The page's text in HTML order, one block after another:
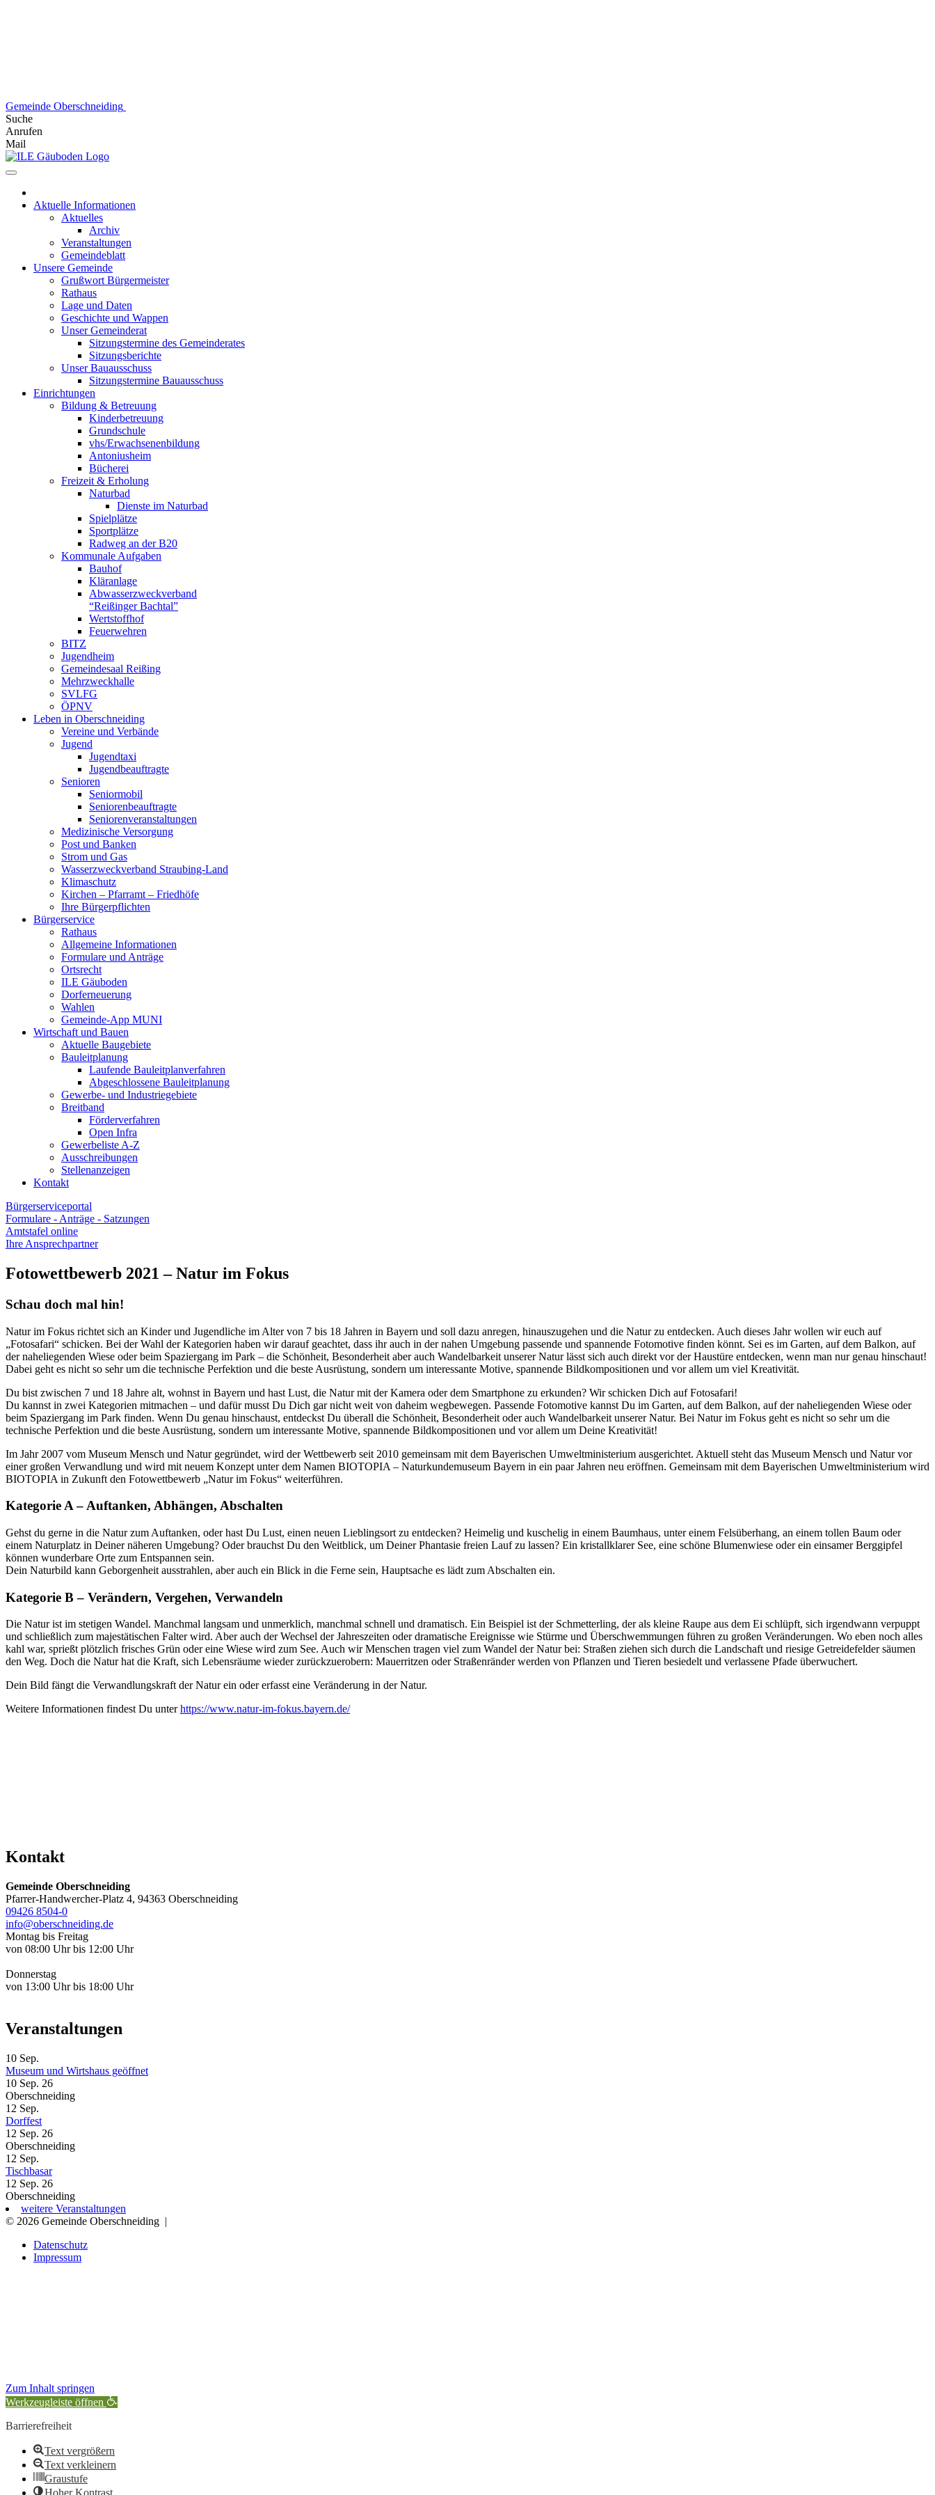
Gemeinde Oberschneiding
Suche
Anrufen
Mail
Aktuelle Informationen
Aktuelles
Archiv
Veranstaltungen
Gemeindeblatt
Unsere Gemeinde
Grußwort Bürgermeister
Rathaus
Lage und Daten
Geschichte und Wappen
Unser Gemeinderat
Sitzungstermine des Gemeinderates
Sitzungsberichte
Unser Bauausschuss
Sitzungstermine Bauausschuss
Einrichtungen
Bildung & Betreuung
Kinderbetreuung
Grundschule
vhs/Erwachsenenbildung
Antoniusheim
Bücherei
Freizeit & Erholung
Naturbad
Dienste im Naturbad
Spielplätze
Sportplätze
Radweg an der B20
Kommunale Aufgaben
Bauhof
Kläranlage
Abwasserzweckverband
“Reißinger Bachtal”
Wertstoffhof
Feuerwehren
BITZ
Jugendheim
Gemeindesaal Reißing
Mehrzweckhalle
SVLFG
ÖPNV
Leben in Oberschneiding
Vereine und Verbände
Jugend
Jugendtaxi
Jugendbeauftragte
Senioren
Seniormobil
Seniorenbeauftragte
Seniorenveranstaltungen
Medizinische Versorgung
Post und Banken
Strom und Gas
Wasserzweckverband Straubing-Land
Klimaschutz
Kirchen – Pfarramt – Friedhöfe
Ihre Bürgerpflichten
Bürgerservice
Rathaus
Allgemeine Informationen
Formulare und Anträge
Ortsrecht
ILE Gäuboden
Dorferneuerung
Wahlen
Gemeinde-App MUNI
Wirtschaft und Bauen
Aktuelle Baugebiete
Bauleitplanung
Laufende Bauleitplanverfahren
Abgeschlossene Bauleitplanung
Gewerbe- und Industriegebiete
Breitband
Förderverfahren
Open Infra
Gewerbeliste A-Z
Ausschreibungen
Stellenanzeigen
Kontakt
Bürgerserviceportal
Formulare - Anträge - Satzungen
Amtstafel online
Ihre Ansprechpartner
Fotowettbewerb 2021 – Natur im Fokus
Schau doch mal hin!
Natur im Fokus richtet sich an Kinder und Jugendliche im Alter von 7 bis 18 Jahren in Bayern und soll dazu anregen, hinauszugehen und die Natur zu entdecken. Auch dieses Jahr wollen wir euch auf
„Fotosafari“ schicken. Bei der Wahl der Kategorien haben wir darauf geachtet, dass ihr auch in der nahen Umgebung passende und spannende Fotomotive finden könnt. Sei es im Garten, auf dem Balkon, auf
der naheliegenden Wiese oder beim Spaziergang im Park – die Schönheit, Besonderheit aber auch Wandelbarkeit unserer Natur lässt sich auch direkt vor der Haustüre entdecken, wenn man nur genau hinschaut!
Dabei geht es nicht so sehr um die technische Perfektion und die beste Ausrüstung, sondern um interessante Motive, spannende Bildkompositionen und vor allem um viel Kreativität.
Du bist zwischen 7 und 18 Jahre alt, wohnst in Bayern und hast Lust, die Natur mit der Kamera oder dem Smartphone zu erkunden? Wir schicken Dich auf Fotosafari!
Du kannst in zwei Kategorien mitmachen – und dafür musst Du Dich gar nicht weit von daheim wegbewegen. Passende Fotomotive kannst Du im Garten, auf dem Balkon, auf der naheliegenden Wiese oder
beim Spaziergang im Park finden. Wenn Du genau hinschaust, entdeckst Du überall die Schönheit, Besonderheit oder auch Wandelbarkeit unserer Natur. Bei Natur im Fokus geht es nicht so sehr um die
technische Perfektion und die beste Ausrüstung, sondern um interessante Motive, spannende Bildkompositionen und vor allem um Deine Kreativität!
Im Jahr 2007 vom Museum Mensch und Natur gegründet, wird der Wettbewerb seit 2010 gemeinsam mit dem Bayerischen Umweltministerium ausgerichtet. Aktuell steht das Museum Mensch und Natur vor
einer großen Verwandlung und wird mit neuem Konzept unter dem Namen BIOTOPIA – Naturkundemuseum Bayern in ein paar Jahren neu eröffnen. Gemeinsam mit dem Bayerischen Umweltministerium wird
BIOTOPIA in Zukunft den Fotowettbewerb „Natur im Fokus“ weiterführen.
Kategorie A – Auftanken, Abhängen, Abschalten
Gehst du gerne in die Natur zum Auftanken, oder hast Du Lust, einen neuen Lieblingsort zu entdecken? Heimelig und kuschelig in einem Baumhaus, unter einem Felsüberhang, an einem tollen Baum oder
einem Naturplatz in Deiner näheren Umgebung? Oder brauchst Du den Weitblick, um Deiner Phantasie freien Lauf zu lassen? Ein kristallklarer See, eine schöne Blumenwiese oder ein einsamer Berggipfel
können wunderbare Orte zum Entspannen sein.
Dein Naturbild kann Geborgenheit ausstrahlen, aber auch ein Blick in die Ferne sein, Hauptsache es lädt zum Abschalten ein.
Kategorie B – Verändern, Vergehen, Verwandeln
Die Natur ist im stetigen Wandel. Manchmal langsam und unmerklich, manchmal schnell und dramatisch. Ein Beispiel ist der Schmetterling, der als kleine Raupe aus dem Ei schlüpft, sich irgendwann verpuppt
und schließlich zum majestätischen Falter wird. Aber auch der Wechsel der Jahreszeiten oder dramatische Ereignisse wie Stürme und Überschwemmungen führen zu großen Veränderungen. Wo eben noch alles
kahl war, sprießt plötzlich frisches Grün oder eine Wiese wird zum See. Auch wir Menschen tragen viel zum Wandel der Natur bei: Straßen ziehen sich durch die Landschaft und riesige Getreidefelder säumen
den Weg. Doch die Natur hat die Kraft, sich Lebensräume wieder zurückzuerobern: Mauerritzen oder Straßenränder werden von Pflanzen und Tieren besiedelt und verlassene Pfade überwuchert.
Dein Bild fängt die Verwandlungskraft der Natur ein oder erfasst eine Veränderung in der Natur.
Weitere Informationen findest Du unterhttps://www.natur-im-fokus.bayern.de/
Kontakt
Gemeinde Oberschneiding
Pfarrer-Handwercher-Platz 4, 94363 Oberschneiding
09426 8504-0
info@oberschneiding.de
Montag bis Freitag
von 08:00 Uhr bis 12:00 Uhr
Donnerstag
von 13:00 Uhr bis 18:00 Uhr
Veranstaltungen
10 Sep.
Museum und Wirtshaus geöffnet
10 Sep. 26
Oberschneiding
12 Sep.
Dorffest
12 Sep. 26
Oberschneiding
12 Sep.
Tischbasar
12 Sep. 26
Oberschneiding
weitere Veranstaltungen
© 2026 Gemeinde Oberschneiding |
Datenschutz
Impressum
Zum Inhalt springen
Werkzeugleiste öffnen
Barrierefreiheit
Text vergrößern
Text verkleinern
Graustufe
Hoher Kontrast